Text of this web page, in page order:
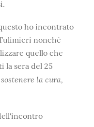
ho incontrato
nonchè
quello che
la sera del 25
la cura,